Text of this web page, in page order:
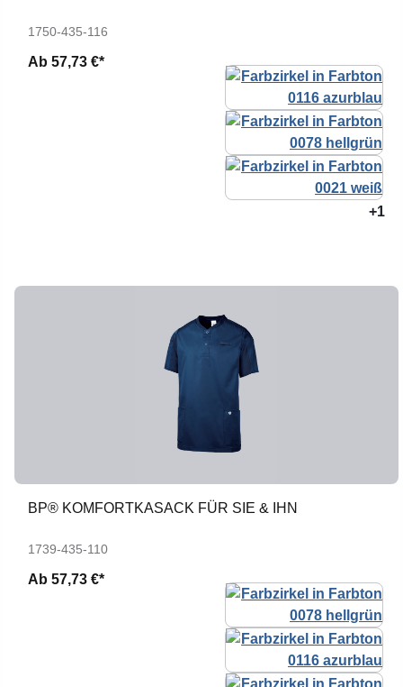
1750-435-116
Ab 57,73 €*
+1
BP® KOMFORTKASACK FÜR SIE & IHN
1739-435-110
Ab 57,73 €*